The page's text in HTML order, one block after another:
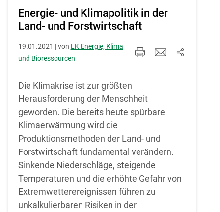
Cookies Einstellungen
Energie- und Klimapolitik in der
Land- und Forstwirtschaft
19.01.2021 | von LK Energie, Klima
und Bioressourcen
Die Klimakrise ist zur größten
Herausforderung der Menschheit
geworden. Die bereits heute spürbare
Klimaerwärmung wird die
Produktionsmethoden der Land- und
Forstwirtschaft fundamental verändern.
Sinkende Niederschläge, steigende
Temperaturen und die erhöhte Gefahr von
Extremwetterereignissen führen zu
unkalkulierbaren Risiken in der